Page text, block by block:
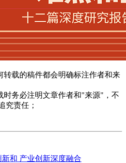
转载的稿件都会明确标注作者和来
时务必注明文章作者和"来源"，不
究责任；
和 产业创新深度融合